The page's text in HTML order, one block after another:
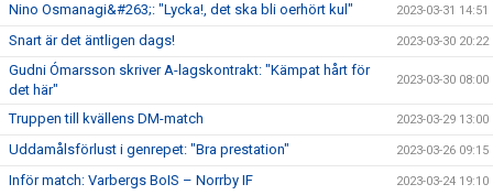
Nino Osmanagi&#263;: "Lycka!, det ska bli oerhört kul" 2023-03-31 14:51
Snart är det äntligen dags! 2023-03-30 20:22
Gudni Ómarsson skriver A-lagskontrakt: "Kämpat hårt för
det här"
2023-03-30 08:00
Truppen till kvällens DM-match 2023-03-29 13:00
Uddamålsförlust i genrepet: "Bra prestation" 2023-03-26 09:15
Inför match: Varbergs BoIS – Norrby IF 2023-03-24 19:10